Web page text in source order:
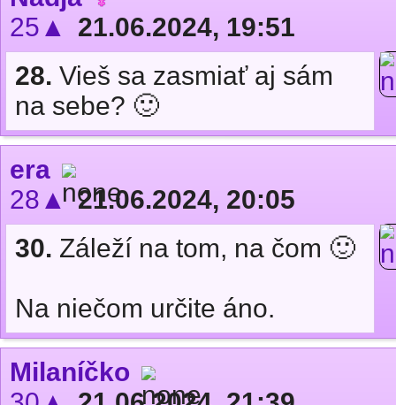
25▲
21.06.2024, 19:51
28. Vieš sa zasmiať aj sám
na sebe? 🙂
era
28▲ 21.06.2024, 20:05
30. Záleží na tom, na čom 🙂
Na niečom určite áno.
Milaníčko